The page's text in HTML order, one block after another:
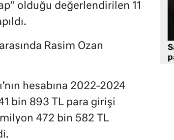
olduğu değerlendirilen 11
Rasim Ozan
hesabına 2022-2024
bin 893 TL para girişi
472 bin 582 TL